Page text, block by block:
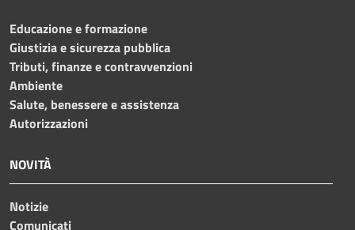
Educazione e formazione
Giustizia e sicurezza pubblica
Tributi, finanze e contravvenzioni
Ambiente
Salute, benessere e assistenza
Autorizzazioni
NOVITÀ
Notizie
Comunicati